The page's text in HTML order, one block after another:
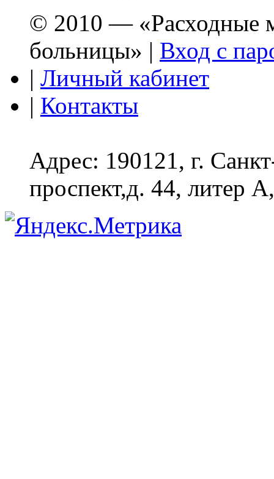
© 2010 — «Расходные
больницы» | Вход с
| Личный кабинет
| Контакты
Адрес: 190121, г.
проспект,д. 44, литер